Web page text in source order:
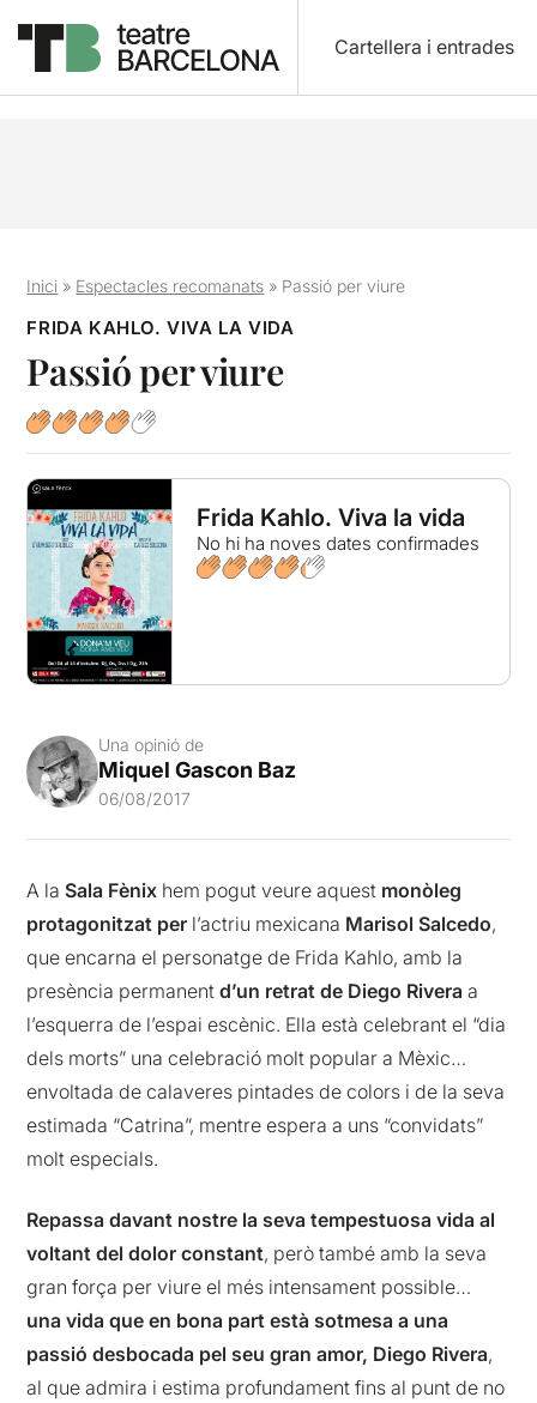
Cartellera i entrades
Inici » Espectacles recomanats » Passió per viure
FRIDA KAHLO. VIVA LA VIDA
Passió per viure
Frida Kahlo. Viva la vida
No hi ha noves dates confirmades
Una opinió de
Miquel Gascon Baz
06/08/2017
A laSala Fènix hem pogut veure aquest monòleg
protagonitzat per l’actriu mexicana Marisol Salcedo,
que encarna el personatge de Frida Kahlo, amb la
presència permanentd’un retrat de Diego Rivera a
l’esquerra de l’espai escènic. Ella està celebrant el “dia
dels morts” una celebració molt popular a Mèxic…
envoltada de calaveres pintades de colors i de la seva
estimada “Catrina”, mentre espera a uns “convidats”
molt especials.
Repassa davant nostre la seva tempestuosa vida al
voltant del dolor constant, però també amb la seva
gran força per viure el més intensament possible…
una vida que en bona part està sotmesa a una
passió desbocada pel seu gran amor, Diego Rivera,
al que admira i estima profundament fins al punt de no